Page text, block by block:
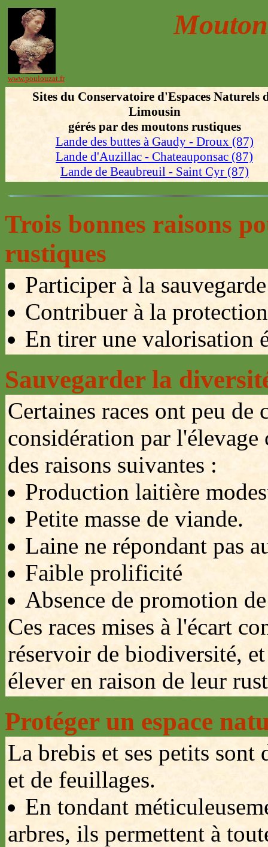
www.poulouzat.fr
Sites du Conservatoire d'Espaces Naturels
Limousin
gérés par des moutons rustiques
Lande des buttes à Gaudy - Droux (87)
Lande d'Auzillac - Chateauponsac (87)
Lande de Beaubreuil - Saint Cyr (87)
Trois bonnes raisons
rustiques
Participer à la
Contribuer à la
En tirer une valorisation
Sauvegarder la
Certaines races ont peu de
considération par
des raisons suivantes :
Production laitière
Petite masse de viande.
Laine ne répondant pas
Faible prolificité
Absence de promotion
Ces races mises à l'écart
réservoir de biodiversité,
élever en raison de leur
Protéger un espace
La brebis et ses petits sont
et de feuillages.
En tondant
arbres, ils permettent à